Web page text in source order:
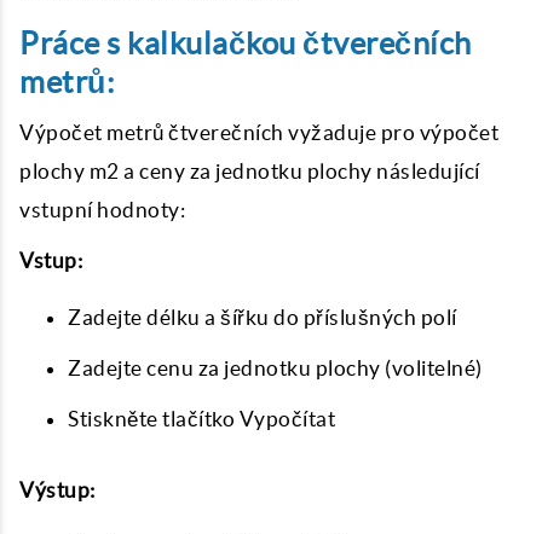
Práce s kalkulačkou čtverečních
metrů:
Výpočet metrů čtverečních vyžaduje pro výpočet
plochy m2 a ceny za jednotku plochy následující
vstupní hodnoty:
Vstup:
Zadejte délku a šířku do příslušných polí
Zadejte cenu za jednotku plochy (volitelné)
Stiskněte tlačítko Vypočítat
Výstup: